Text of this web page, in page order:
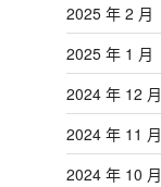
2025 年 2 月
2025 年 1 月
2024 年 12 月
2024 年 11 月
2024 年 10 月